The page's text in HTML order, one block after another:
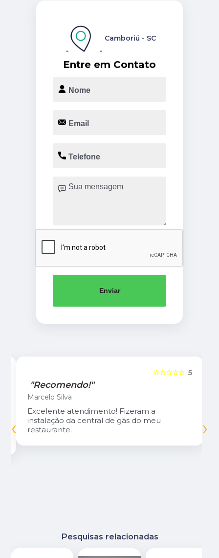
Entre em Contato
Camboriú - SC
Enviar
5
☆☆☆☆☆
"Recomendo!"
Marcelo Silva
Excelente atendimento! Fizeram a
instalação da central de gás do meu
restaurante.
‹ ›
Pesquisas relacionadas